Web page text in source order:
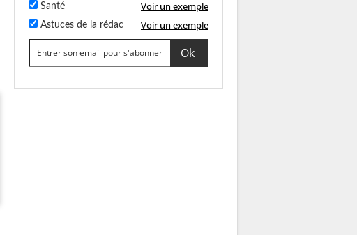
Santé Voir un exemple
Astuces de la rédac Voir un exemple